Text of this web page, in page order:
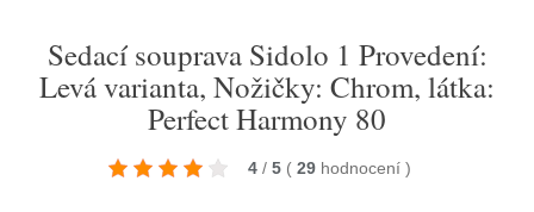
Sedací souprava Sidolo 1 Provedení:
Levá varianta, Nožičky: Chrom, látka:
Perfect Harmony 80
4 / 5 ( 29 hodnocení )